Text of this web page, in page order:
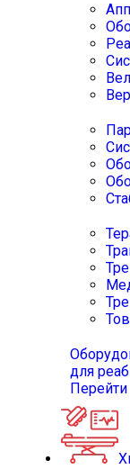
для
Перейти